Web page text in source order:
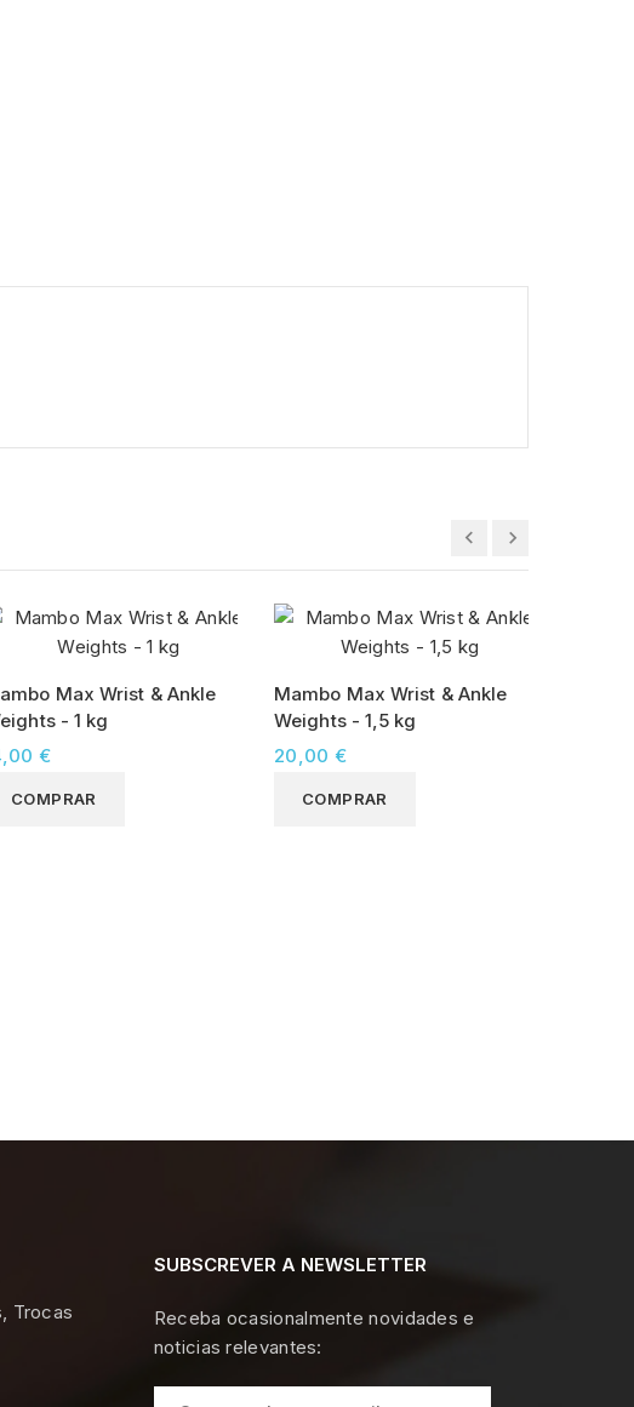
Max Wrist & Ankle
- 1 kg
€
COMPRAR
Mambo Max Wrist & Ankle
Weights - 1,5 kg
20,00 €
COMPRAR
Trocas
SUBSCREVER A NEWSLETTER
Receba ocasionalmente novidades e
noticias relevantes: